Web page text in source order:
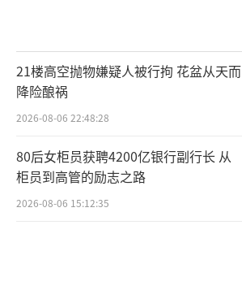
21楼高空抛物嫌疑人被行拘 花盆从天而
降险酿祸
2026-08-06 22:48:28
80后女柜员获聘4200亿银行副行长 从
柜员到高管的励志之路
2026-08-06 15:12:35